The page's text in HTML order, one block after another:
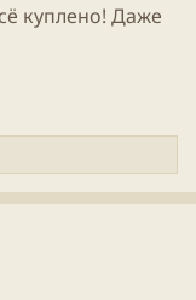
куплено! Даже